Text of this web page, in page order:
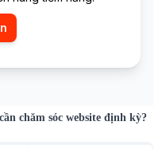
chăm sóc website định kỳ?